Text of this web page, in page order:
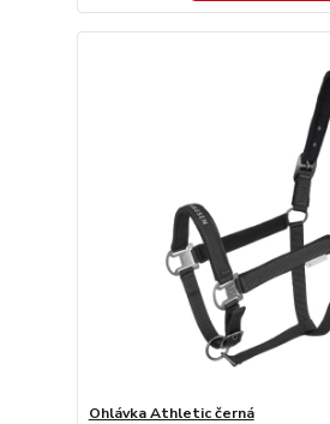
Ohlávka Athletic černá